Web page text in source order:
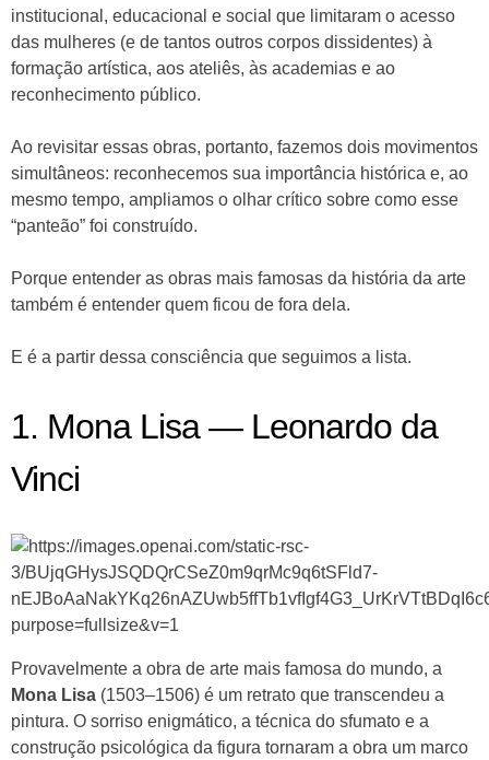
institucional, educacional e social que limitaram o acesso
das mulheres (e de tantos outros corpos dissidentes) à
formação artística, aos ateliês, às academias e ao
reconhecimento público.
Ao revisitar essas obras, portanto, fazemos dois movimentos
simultâneos: reconhecemos sua importância histórica e, ao
mesmo tempo, ampliamos o olhar crítico sobre como esse
“panteão” foi construído.
Porque entender as obras mais famosas da história da arte
também é entender quem ficou de fora dela.
E é a partir dessa consciência que seguimos a lista.
1. Mona Lisa — Leonardo da
Vinci
Provavelmente a obra de arte mais famosa do mundo, a
Mona Lisa (1503–1506) é um retrato que transcendeu a
pintura. O sorriso enigmático, a técnica do sfumato e a
construção psicológica da figura tornaram a obra um marco